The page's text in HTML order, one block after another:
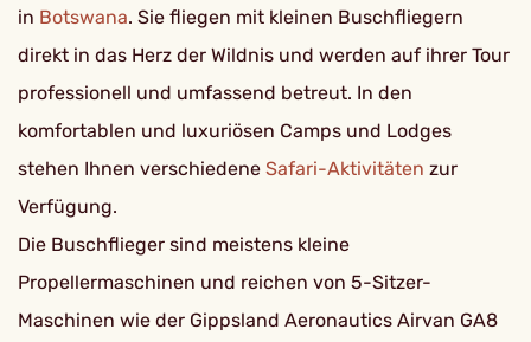
in Botswana. Sie fliegen mit kleinen Buschfliegern
direkt in das Herz der Wildnis und werden auf ihrer Tour
professionell und umfassend betreut. In den
komfortablen und luxuriösen Camps und Lodges
stehen Ihnen verschiedene Safari-Aktivitäten zur
Verfügung.
Die Buschflieger sind meistens kleine
Propellermaschinen und reichen von 5-Sitzer-
Maschinen wie der Gippsland Aeronautics Airvan GA8